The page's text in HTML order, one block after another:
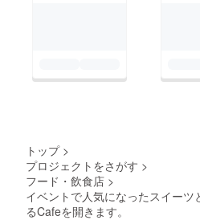
トップ >
プロジェクトをさがす >
フード・飲食店 >
イベントで人気になったスイーツ
るCafeを開きます。